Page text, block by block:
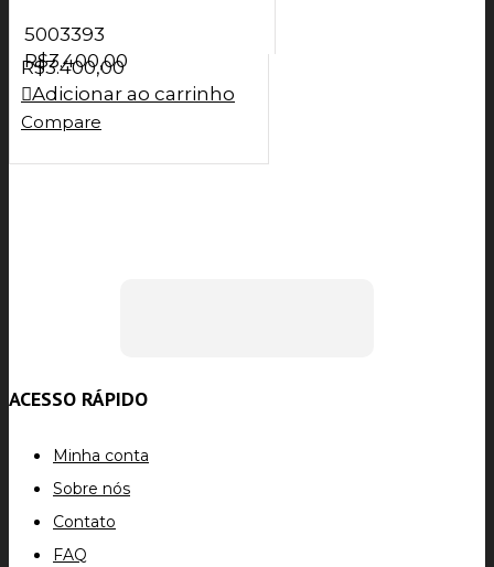
5003393
R$3.400,00
R$3.400,00
Adicionar ao carrinho
Compare
ACESSO RÁPIDO
Minha conta
Sobre nós
Contato
FAQ